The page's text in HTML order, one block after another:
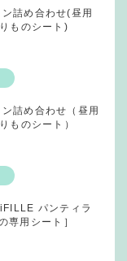
詰め合わせ(昼用
ものシート)
詰め合わせ（昼用
ものシート）
パンティラ
専用シート］